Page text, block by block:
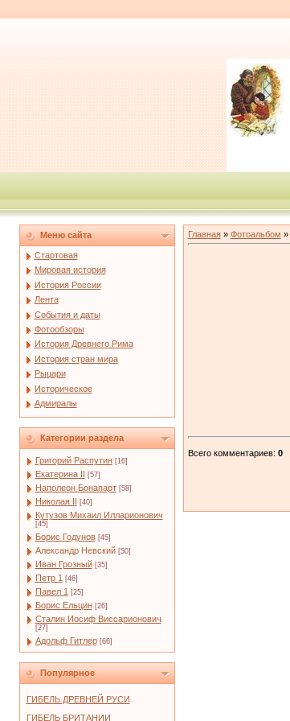
Меню сайта
Стартовая
Мировая история
История России
Лента
События и даты
Фотообзоры
История Древнего Рима
История стран мира
Рыцари
Историческое
Адмиралы
Категории раздела
Григорий Распутин [16]
Екатерина II [57]
Наполеон Бонапарт [58]
Николая II [40]
Кутузов Михаил Илларионович
[45]
Борис Годунов [45]
Александр Невский [50]
Иван Грозный [35]
Петр 1 [46]
Павел 1 [25]
Борис Ельцин [26]
Сталин Иосиф Виссарионович
[27]
Адольф Гитлер [66]
Популярное
ГИБЕЛЬ ДРЕВНЕЙ РУСИ
ГИБЕЛЬ БРИТАНИИ
Главная» Фотоальбом »
Всего комментариев: 0